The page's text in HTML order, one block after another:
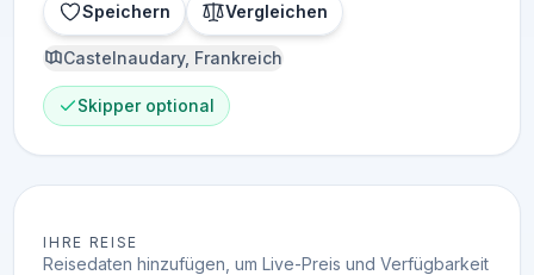
Speichern Vergleichen
Castelnaudary, Frankreich
Skipper optional
IHRE REISE
Reisedaten hinzufügen, um Live-Preis und Verfügbarkeit